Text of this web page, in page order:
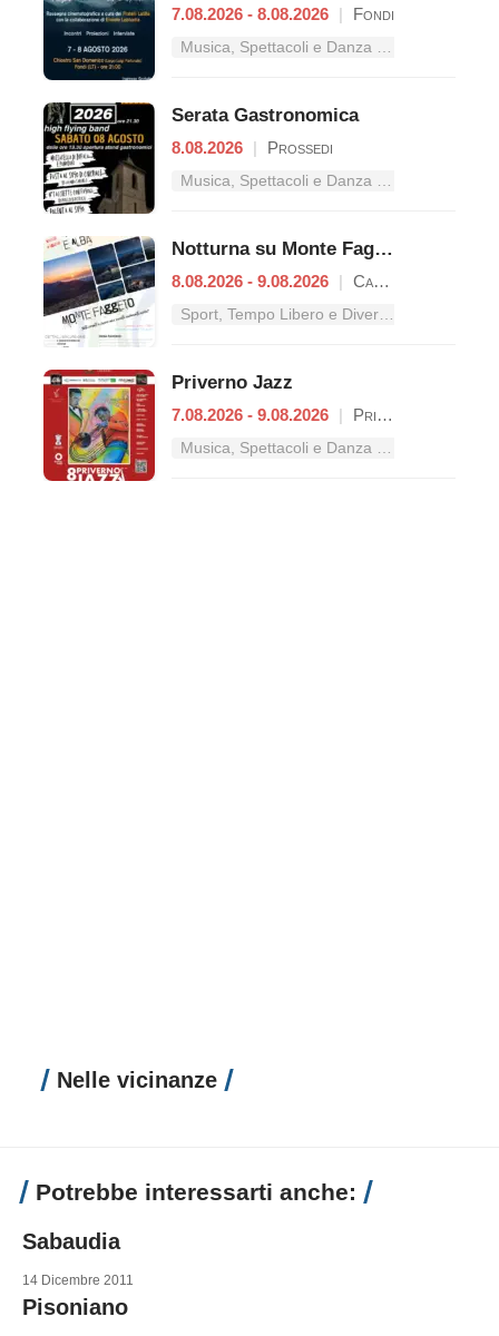
7.08.2026 - 8.08.2026 | Fondi
Serata Gastronomica
8.08.2026 | Prossedi
Notturna su Monte Faggeto
8.08.2026 - 9.08.2026 | Campodimele
Priverno Jazz
7.08.2026 - 9.08.2026 | Priverno
Nelle vicinanze
Potrebbe interessarti anche:
Sabaudia
14 Dicembre 2011
Pisoniano